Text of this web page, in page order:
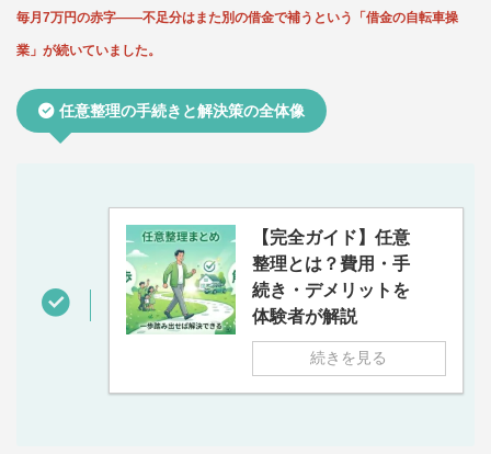
毎月7万円の赤字——不足分はまた別の借金で補うという「借金の自転車操
業」が続いていました。
任意整理の手続きと解決策の全体像
【完全ガイド】任意
整理とは？費用・手
続き・デメリットを
体験者が解説
続きを見る